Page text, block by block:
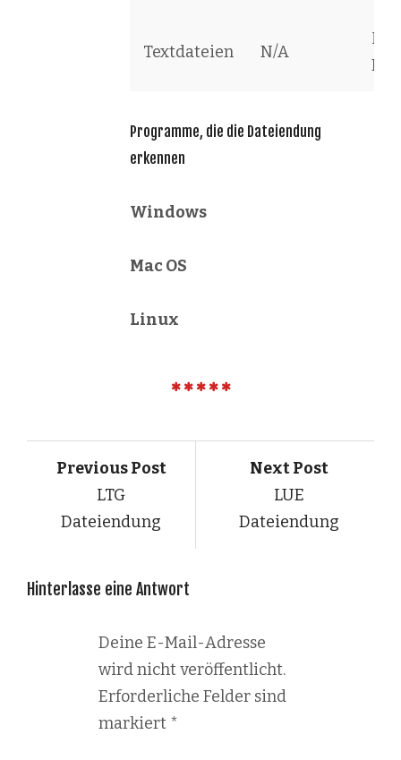
Textdateien N/A
File
Programme, die die Dateiendung
erkennen
Windows
Mac OS
Linux
Previous Post
LTG
Dateiendung
Next Post
LUE
Dateiendung
Hinterlasse eine Antwort
Deine E-Mail-Adresse
wird nicht veröffentlicht.
Erforderliche Felder sind
markiert *